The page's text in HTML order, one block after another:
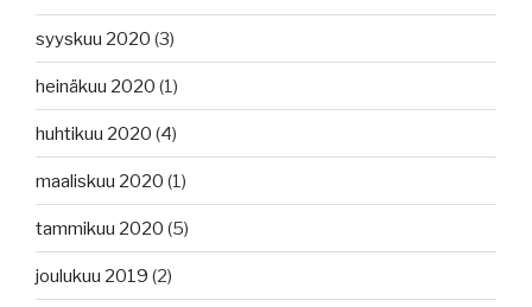
syyskuu 2020 (3)
heinäkuu 2020 (1)
huhtikuu 2020 (4)
maaliskuu 2020 (1)
tammikuu 2020 (5)
joulukuu 2019 (2)